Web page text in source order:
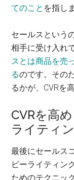
てのこと を指し
セールスという
相手に受け入れ
スとは商品を売
るのです。その
るかが、CVRを
CVRを高
ライティ
最後にセールス
ピーライティン
ためのテクニッ